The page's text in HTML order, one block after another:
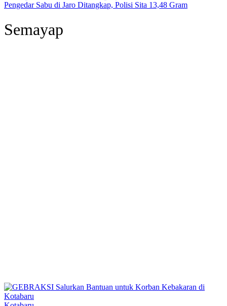
Pengedar Sabu di Jaro Ditangkap, Polisi Sita 13,48 Gram
Semayap